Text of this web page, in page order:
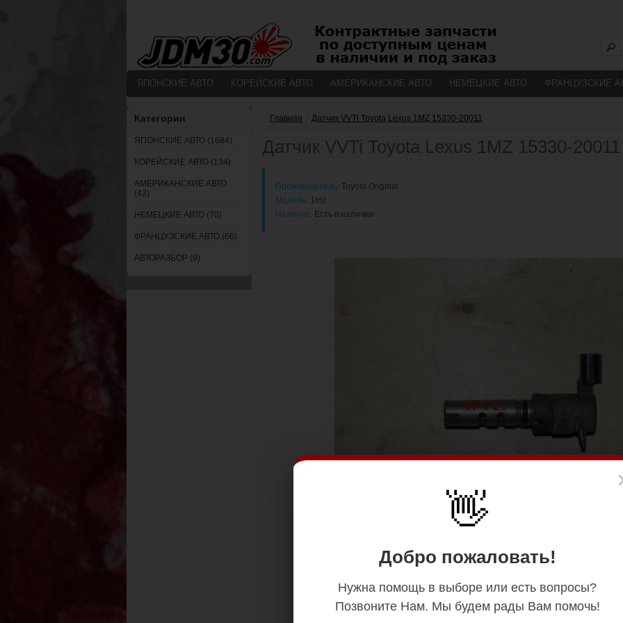
ЯПОНСКИЕ АВТО КОРЕЙСКИЕ АВТО АМЕРИКАНСКИЕ АВТО НЕМЕЦКИЕ АВТО ФРАНЦУЗСКИЕ
👋
Добро пожаловать!
Нужна помощь в выборе или есть вопросы?
Позвоните Нам. Мы будем рады Вам помочь!
Категории
ЯПОНСКИЕ АВТО (1684)
КОРЕЙСКИЕ АВТО (134)
АМЕРИКАНСКИЕ АВТО
(43)
НЕМЕЦКИЕ АВТО (70)
ФРАНЦУЗСКИЕ АВТО (66)
АВТОРАЗБОР (9)
Главная Датчик VVTi Toyota Lexus 1MZ 15330-20011
Датчик VVTi Toyota Lexus 1MZ 15330-20011
Производитель: Toyota Original
Модель: 1mz
Наличие: Есть в наличии